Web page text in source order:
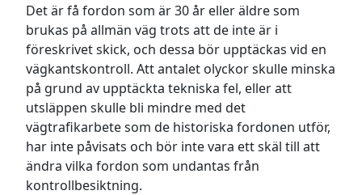
Det är få fordon som är 30 år eller äldre som
brukas på allmän väg trots att de inte är i
föreskrivet skick, och dessa bör upptäckas vid en
vägkantskontroll. Att antalet olyckor skulle minska
på grund av upptäckta tekniska fel, eller att
utsläppen skulle bli mindre med det
vägtrafikarbete som de historiska fordonen utför,
har inte påvisats och bör inte vara ett skäl till att
ändra vilka fordon som undantas från
kontrollbesiktning.